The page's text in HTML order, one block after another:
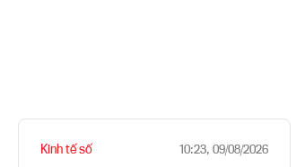
Kinh tế số 10:23, 09/08/2026